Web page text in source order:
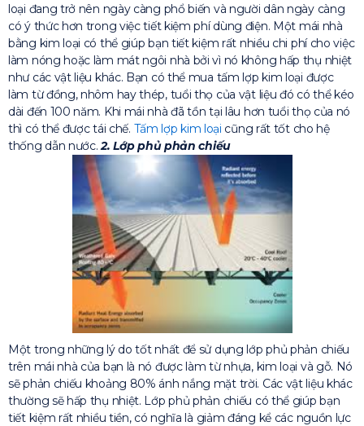
loại đang trở nên ngày càng phổ biến và người dân ngày càng
có ý thức hơn trong việc tiết kiệm phí dùng điện. Một mái nhà
bằng kim loại có thể giúp bạn tiết kiệm rất nhiều chi phí cho việc
làm nóng hoặc làm mát ngôi nhà bởi vì nó không hấp thụ nhiệt
như các vật liệu khác. Bạn có thể mua tấm lợp kim loại được
làm từ đồng, nhôm hay thép, tuổi thọ của vật liệu đó có thể kéo
dài đến 100 năm. Khi mái nhà đã tồn tại lâu hơn tuổi thọ của nó
thì có thể được tái chế. Tấm lợp kim loại cũng rất tốt cho hệ
thống dẫn nước.2. Lớp phủ phản chiếu
Một trong những lý do tốt nhất để sử dụng lớp phủ phản chiếu
trên mái nhà của bạn là nó được làm từ nhựa, kim loại và gỗ. Nó
sẽ phản chiếu khoảng 80% ánh nắng mặt trời. Các vật liệu khác
thường sẽ hấp thụ nhiệt. Lớp phủ phản chiếu có thể giúp bạn
tiết kiệm rất nhiều tiền, có nghĩa là giảm đáng kể các nguồn lực